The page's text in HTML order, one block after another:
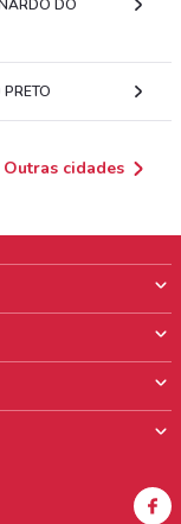
DO
Outras cidades